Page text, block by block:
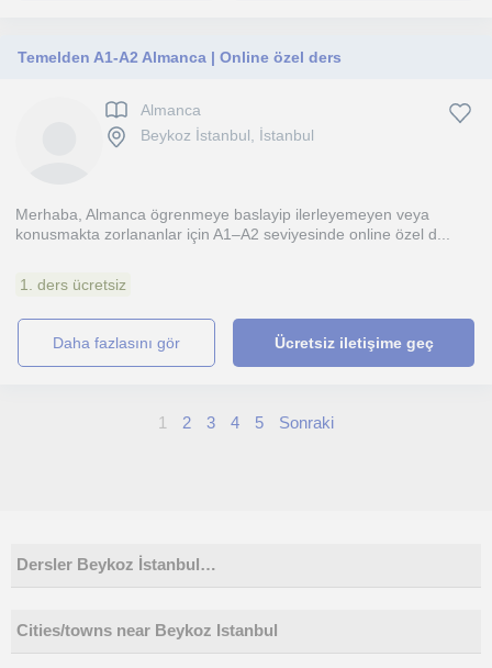
Temelden A1-A2 Almanca | Online özel ders
Almanca
Beykoz İstanbul, İstanbul
Merhaba, Almanca ögrenmeye baslayip ilerleyemeyen veya
konusmakta zorlananlar için A1–A2 seviyesinde online özel d...
1. ders ücretsiz
daha fazlasını gör Ücretsiz iletişime geç
1 2 3 4 5 Sonraki
Dersler Beykoz İstanbul…
Cities/towns near Beykoz Istanbul